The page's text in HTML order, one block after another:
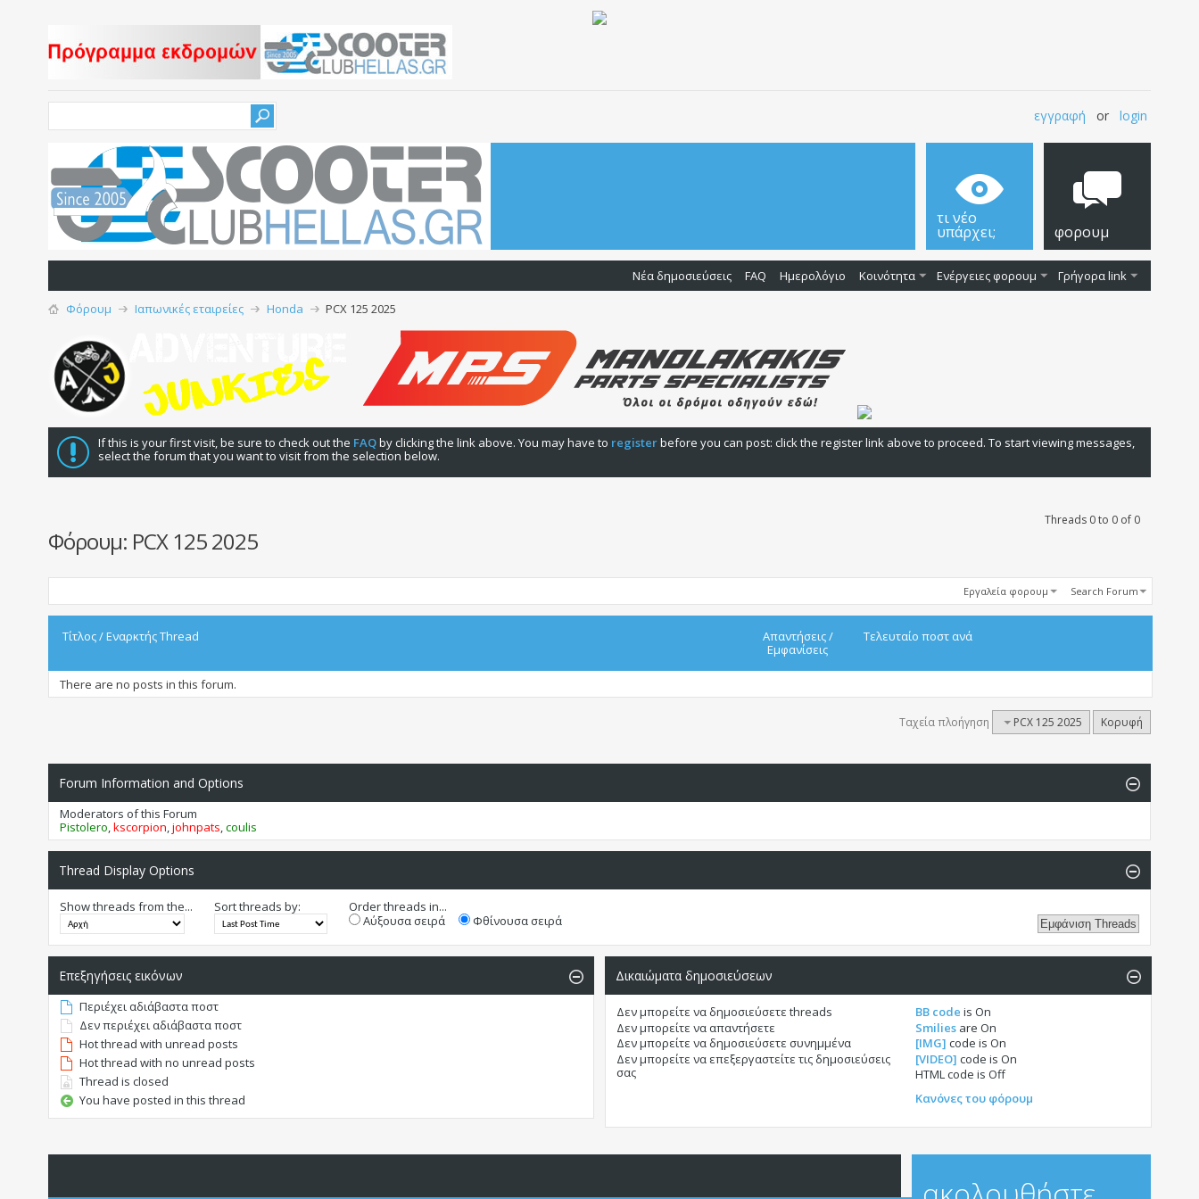
εγγραφή or login
τι νέο
υπάρχει; φορουμ
Νέα δημοσιεύσεις FAQ Ημερολόγιο Κοινότητα Ενέργειες φορουμ Γρήγορα link
Φόρουμ Ιαπωνικές εταιρείες Honda PCX 125 2025
If this is your first visit, be sure to check out the FAQby clicking the link above. You may have to registerbefore you can post: click the register link above to proceed. To start viewing messages,
select the forum that you want to visit from the selection below.
Threads 0 to 0 of 0
Φόρουμ: PCX 125 2025
Εργαλεία φορουμ Search Forum
Τίτλος/Εναρκτής Thread Απαντήσεις/
Εμφανίσεις
Τελευταίο ποστ ανά
There are no posts in this forum.
Ταχεία πλοήγηση PCX 125 2025 Κορυφή
Forum Information and Options
Moderators of this Forum
Pistolero,kscorpion,johnpats,coulis
Thread Display Options
Show threads from the... Sort threads by:
Order threads in...
Αύξουσα σειρά
Φθίνουσα σειρά
Επεξηγήσεις εικόνων
Περιέχει αδιάβαστα ποστ
Δεν περιέχει αδιάβαστα ποστ
Hot thread with unread posts
Hot thread with no unread posts
Thread is closed
You have posted in this thread
Δικαιώματα δημοσιεύσεων
Δεν μπορείτε να δημοσιεύσετε threads
Δεν μπορείτε να απαντήσετε
Δεν μπορείτε να δημοσιεύσετε συνημμένα
Δεν μπορείτενα επεξεργαστείτε τις δημοσιεύσεις
σας
BB code is On
Smiliesare On
[IMG] code is On
[VIDEO] code is On
HTML code is Off
Κανόνες του φόρουμ